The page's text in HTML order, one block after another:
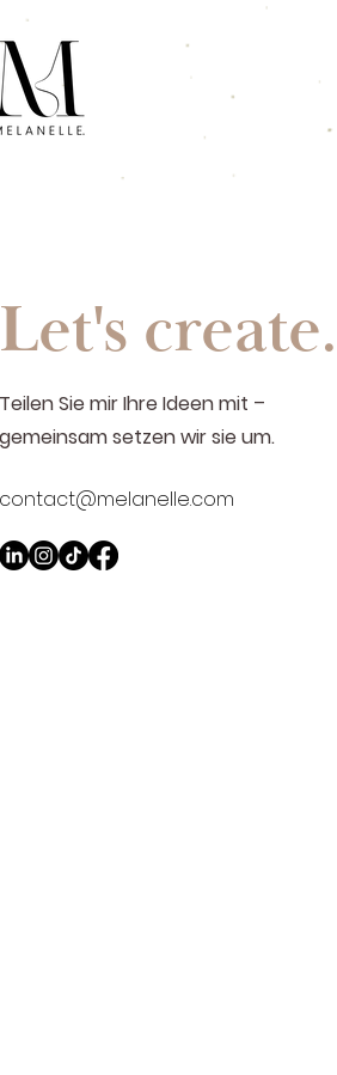
Let's create.
Teilen Sie mir Ihre Ideen mit –
gemeinsam setzen wir sie um.
contact@melanelle.com